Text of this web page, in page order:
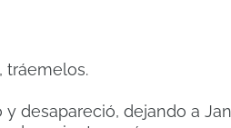
tráemelos.
desapareció, dejando a